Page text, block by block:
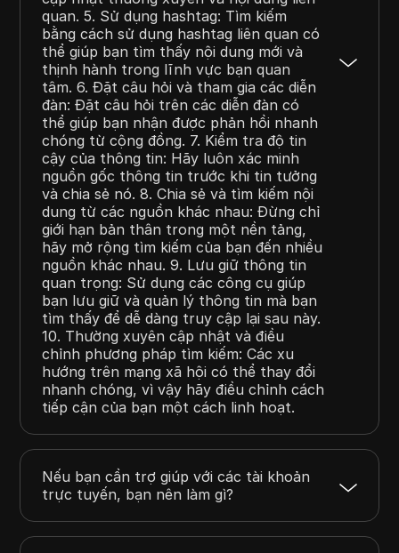
quan. 5. Sử dụng hashtag: Tìm kiếm
bằng cách sử dụng hashtag liên quan có
thể giúp bạn tìm thấy nội dung mới và
thịnh hành trong lĩnh vực bạn quan
tâm. 6. Đặt câu hỏi và tham gia các diễn
đàn: Đặt câu hỏi trên các diễn đàn có
thể giúp bạn nhận được phản hồi nhanh
chóng từ cộng đồng. 7. Kiểm tra độ tin
cậy của thông tin: Hãy luôn xác minh
nguồn gốc thông tin trước khi tin tưởng
và chia sẻ nó. 8. Chia sẻ và tìm kiếm nội
dung từ các nguồn khác nhau: Đừng chỉ
giới hạn bản thân trong một nền tảng,
hãy mở rộng tìm kiếm của bạn đến nhiều
nguồn khác nhau. 9. Lưu giữ thông tin
quan trọng: Sử dụng các công cụ giúp
bạn lưu giữ và quản lý thông tin mà bạn
tìm thấy để dễ dàng truy cập lại sau này.
10. Thường xuyên cập nhật và điều
chỉnh phương pháp tìm kiếm: Các xu
hướng trên mạng xã hội có thể thay đổi
nhanh chóng, vì vậy hãy điều chỉnh cách
tiếp cận của bạn một cách linh hoạt.
Nếu bạn cần trợ giúp với các tài khoản
trực tuyến, bạn nên làm gì?